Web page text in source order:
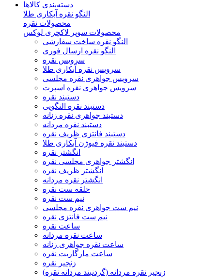
دسته‌بندی‌ کالاها
النگو نقره آبکاری طلا
محصولات نقره
محصولات سوپر لاکچری لوکس
النگو نقره ساخت سفارشی
النگو نقره ارسال فوری
سرویس نقره
سرویس نقره آبکاری طلا
سرویس جواهری نقره مجلسی
سرویس جواهری نقره اسپرت
دستبند نقره
دستبند نقره النگویی
دستبند جواهری نقره زنانه
دستبند نقره مردانه
دستبند فانتزی ظریف نقره
دستبند نقره فیوژن آبکاری طلا
انگشتر نقره
انگشتر جواهری مجلسی نقره
انگشتر ظریف نقره
انگشتر نقره مردانه
حلقه ست نقره
نیم ست نقره
نیم ست جواهری نقره مجلسی
نیم ست فانتزی نقره
ساعت نقره
ساعت نقره مردانه
ساعت نقره جواهری زنانه
ساعت مارگازیت نقره
زنجیر نقره
زنجیر نقره مردانه (گردنبند مردانه نقره)